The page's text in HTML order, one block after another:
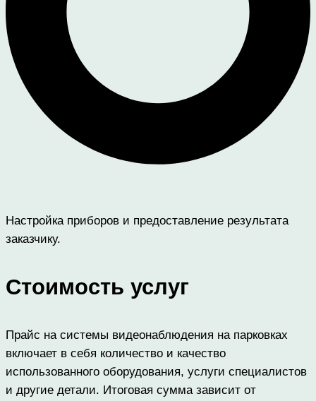
Настройка приборов и предоставление результата
заказчику.
Стоимость услуг
Прайс на системы видеонаблюдения на парковках
включает в себя количество и качество
использованного оборудования, услуги специалистов
и другие детали. Итоговая сумма зависит от